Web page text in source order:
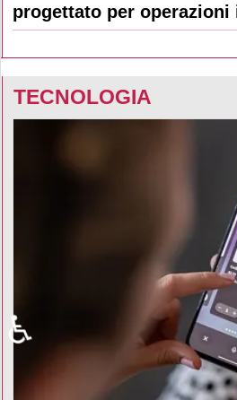
progettato per
TECNOLOGIA